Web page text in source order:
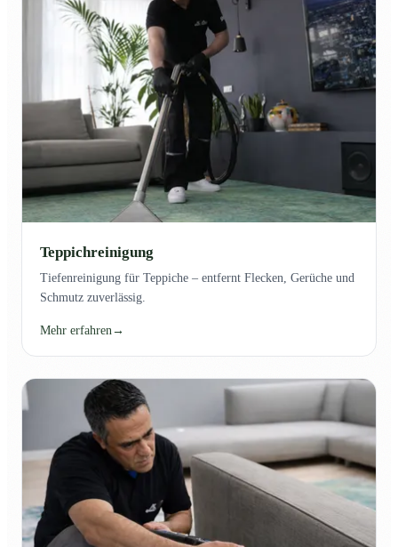
Teppichreinigung
Tiefenreinigung für Teppiche – entfernt Flecken, Gerüche und
Schmutz zuverlässig.
Mehr erfahren →